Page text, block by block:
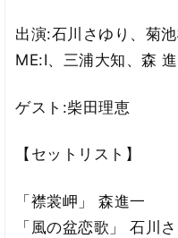
出演:石川さゆり、菊
ME:I、三浦大知、森
ゲスト:柴田理恵
【セットリスト】
「襟裳岬」 森進一
「風の盆恋歌」 石川